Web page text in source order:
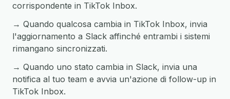
corrispondente in TikTok Inbox.
→ Quando qualcosa cambia in TikTok Inbox, invia
l'aggiornamento a Slack affinché entrambi i sistemi
rimangano sincronizzati.
→ Quando uno stato cambia in Slack, invia una
notifica al tuo team e avvia un'azione di follow-up in
TikTok Inbox.